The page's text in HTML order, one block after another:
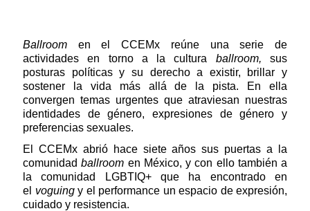
Ballroom en el CCEMx reúne una serie de
actividades en torno a la cultura ballroom, sus
posturas políticas y su derecho a existir, brillar y
sostener la vida más allá de la pista. En ella
convergen temas urgentes que atraviesan nuestras
identidades de género, expresiones de género y
preferencias sexuales.
El CCEMx abrió hace siete años sus puertas a la
comunidadballroom en México, y con ello también a
la comunidad LGBTIQ+ que ha encontrado en
el voguingy el performance un espacio de expresión,
cuidado y resistencia.